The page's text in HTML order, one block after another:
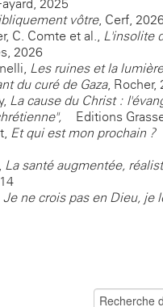
2025
vôtre, Cerf,
C. Comte et al., L'insolite
2026
Les ruines et la
du curé de Gaza, Rocher,
La cause du Christ :
Editions
Et qui est mon prochain ?
La santé augmentée,
Je ne crois pas en Dieu, je